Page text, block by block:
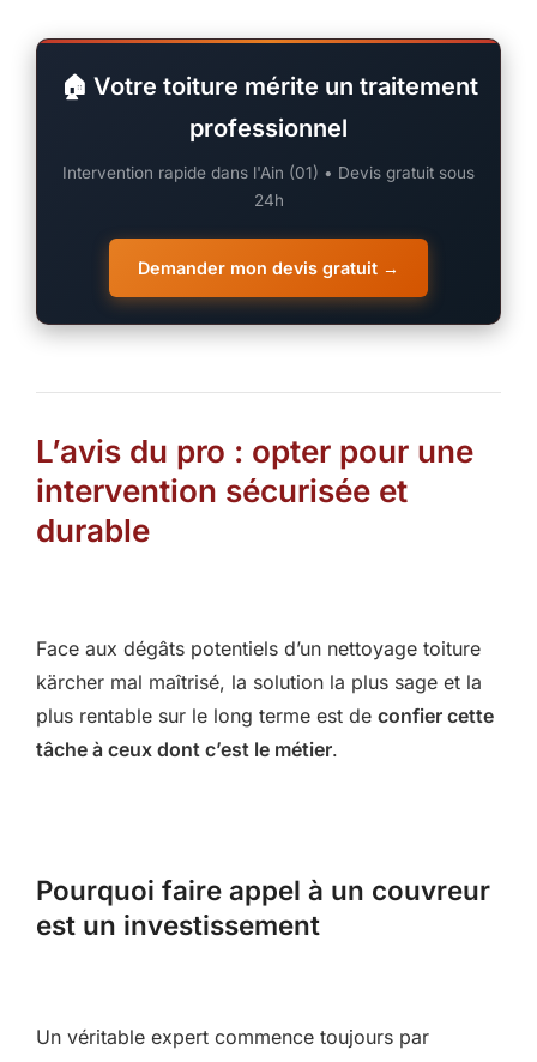
🏠 Votre toiture mérite un traitement
professionnel
Intervention rapide dans l'Ain (01) • Devis gratuit sous
24h
Demander mon devis gratuit →
L’avis du pro : opter pour une
intervention sécurisée et
durable
Face aux dégâts potentiels d’un nettoyage toiture
kärcher mal maîtrisé, la solution la plus sage et la
plus rentable sur le long terme est de confier cette
tâche à ceux dont c’est le métier.
Pourquoi faire appel à un couvreur
est un investissement
Un véritable expert commence toujours par